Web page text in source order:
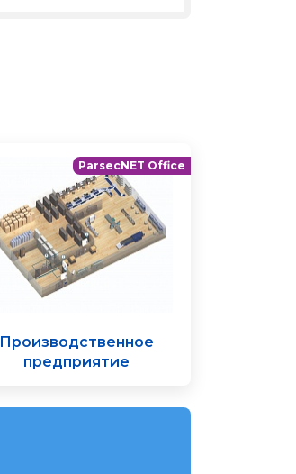
ParsecNET Office
Производственное
предприятие